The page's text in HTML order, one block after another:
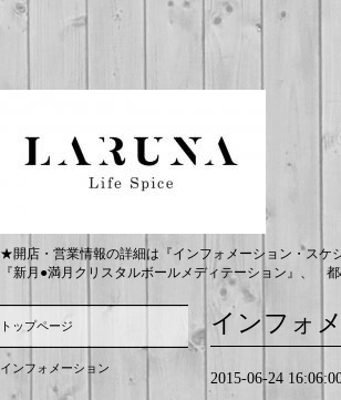
★開店・営業情報の詳細は『インフォメーション・ス
『新月●満月クリスタルボールメディテーション』、
インフォ
2015-06-24
トップページ
インフォメーション